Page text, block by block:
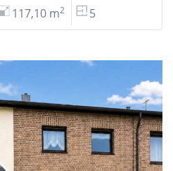
117,10 m2 5